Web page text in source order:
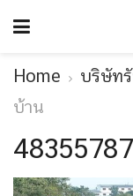
Home บริษัท
บ้าน